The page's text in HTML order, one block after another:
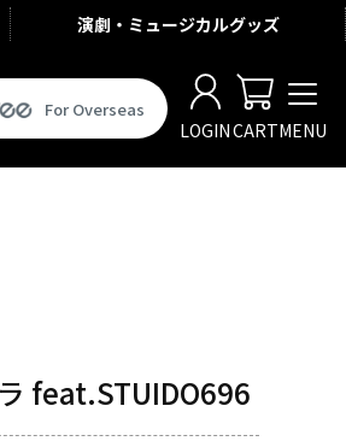
演劇・ミュージカルグッズ
For Overseas
LOGINCARTMENU
feat.STUIDO696